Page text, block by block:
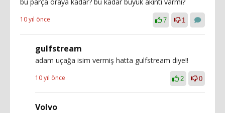
10 yıl önce 7 1
gulfstream
adam uçağa isim vermiş hatta gulfstream diye!!
10 yıl önce 2 0
Volvo